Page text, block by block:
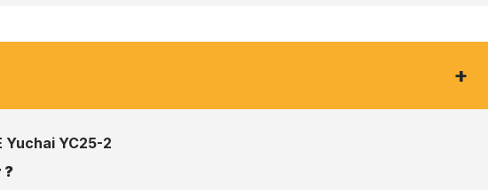
+
Yuchai YC25-2
?